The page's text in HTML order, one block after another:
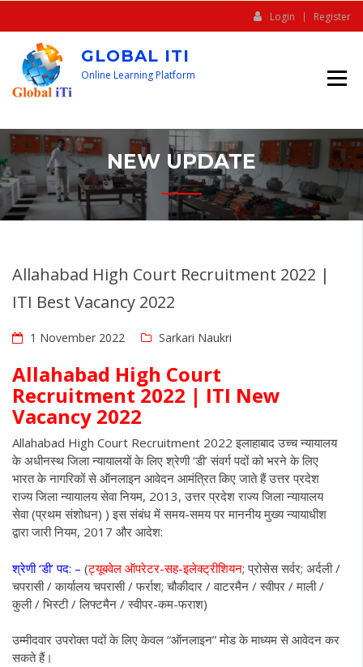
Login Register
GLOBAL ITI
Online Learning Platform
NEW UPDATE
Allahabad High Court Recruitment 2022 |
ITI Best Vacancy 2022
1 November 2022 Sarkari Naukri
Allahabad High Court
Recruitment 2022 | ITI New
Vacancy 2022
Allahabad High Court Recruitment 2022 इलाहाबाद उच्च न्यायालय
के अधीनस्थ जिला न्यायालयों के लिए श्रेणी ‘डी’ संवर्ग पदों को भरने के लिए
भारत के नागरिकों से ऑनलाइन आवेदन आमंत्रित किए जाते हैं उत्तर प्रदेश
राज्य जिला न्यायालय सेवा नियम, 2013, उत्तर प्रदेश राज्य जिला न्यायालय
सेवा (प्रथम संशोधन) ) इस संबंध में समय-समय पर माननीय मुख्य न्यायाधीश
द्वारा जारी नियम, 2017 और आदेश:
श्रेणी ‘डी’ पद: – (ट्यूबवेल ऑपरेटर-सह-इलेक्ट्रीशियन; प्रोसेस सर्वर; अर्दली /
चपरासी / कार्यालय चपरासी / फर्राश; चौकीदार / वाटरमैन / स्वीपर / माली /
कुली / भिस्टी / लिफ्टमैन / स्वीपर-कम-फराश)
उम्मीदवार उपरोक्त पदों के लिए केवल “ऑनलाइन” मोड के माध्यम से आवेदन कर
सकते हैं।